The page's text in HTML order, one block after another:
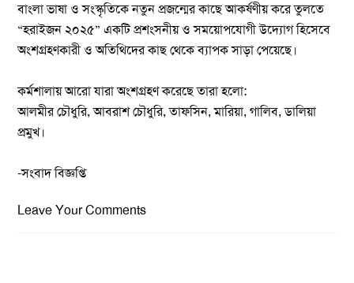
বাংলা ভাষা ও সংস্কৃতিকে নতুন প্রজন্মের কাছে আকর্ষণীয় করে তুলতে
“হরাইজন ২০২৫” একটি প্রশংসনীয় ও সময়োপযোগী উদ্যোগ হিসেবে
অংশগ্রহণকারী ও অতিথিদের কাছ থেকে ব্যাপক সাড়া পেয়েছে।
কর্মশালায় আরো যারা অংশগ্রহণ করেছে তারা হলো:
আলমীর চৌধুরি, আবরাশ চৌধুরি, তাফসিন, মারিয়া, গালিব, ডালিয়া
প্রমুখ।
-সংবাদ বিজ্ঞপ্তি
Leave Your Comments